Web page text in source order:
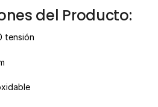
del Producto:
tensión